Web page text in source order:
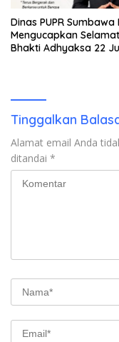
Dinas PUPR
Mengucapkan
Bhakti Adhyaksa 22
Tinggalkan
Alamat email Anda
ditandai *